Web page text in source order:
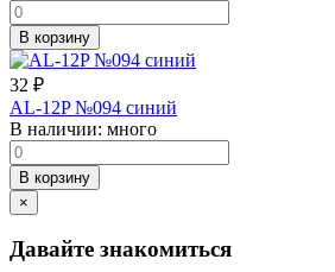
В корзину
32 ₽
AL-12P №094 синий
В наличии: много
В корзину
×
Давайте знакомиться